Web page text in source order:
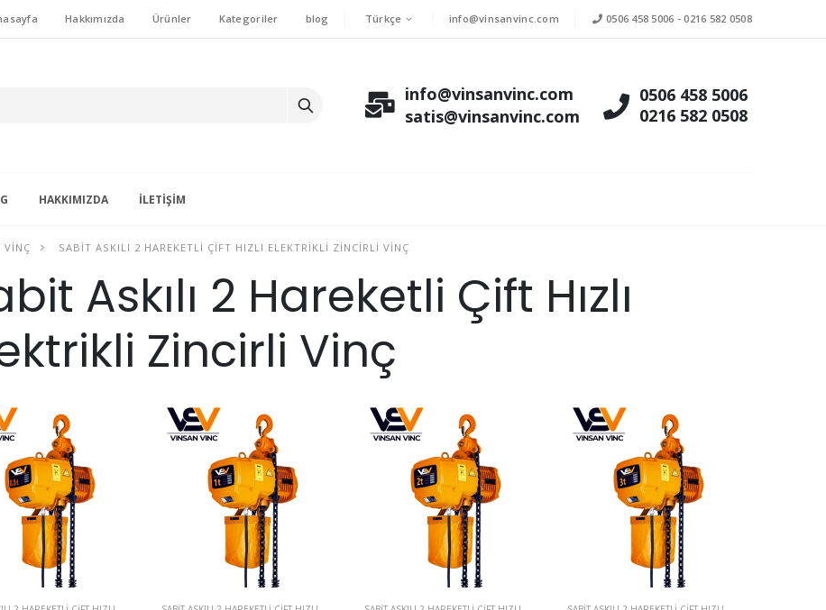
Hakkımızda Ürünler Kategoriler blog Türkçe info@vinsanvinc.com 0506 458 5006 -0216 582 0508
info@vinsanvinc.com
satis@vinsanvinc.com
0506 458 5006
0216 582 0508
HAKKIMIZDA İLETIŞIM
VINÇ SABIT ASKILI 2 HAREKETLI ÇIFT HIZLI ELEKTRIKLI ZINCIRLI VINÇ
Askılı 2 Hareketli Çift Hızlı
Zincirli Vinç